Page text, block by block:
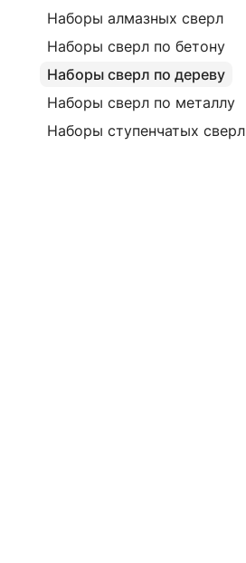
Наборы алмазных сверл
Наборы сверл по бетону
Наборы сверл по дереву
Наборы сверл по металлу
Наборы ступенчатых сверл